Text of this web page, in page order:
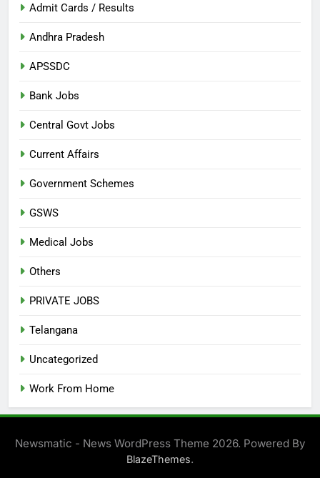
Admit Cards / Results
Andhra Pradesh
APSSDC
Bank Jobs
Central Govt Jobs
Current Affairs
Government Schemes
GSWS
Medical Jobs
Others
PRIVATE JOBS
Telangana
Uncategorized
Work From Home
Newsmatic - News WordPress Theme 2026. Powered By
BlazeThemes.